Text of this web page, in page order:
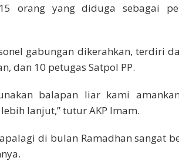
orang yang diduga sebagai
gabungan dikerahkan, terdiri
dan 10 petugas Satpol PP.
balapan liar kami
lanjut,” tutur AKP Imam.
di bulan Ramadhan sangat